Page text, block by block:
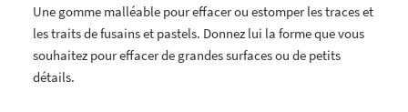
Une gomme malléable pour effacer ou estomper les traces et
les traits de fusains et pastels. Donnez lui la forme que vous
souhaitez pour effacer de grandes surfaces ou de petits
détails.